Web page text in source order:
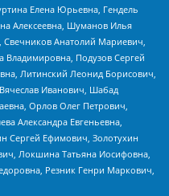
Елена Юрьевна, Гендель
Алексеевна, Шуманов Илья
Анатолий Мариевич,
Подузов Сергей
Литинский Леонид Борисович,
Иванович, Шабад
Орлов Олег Петрович,
Александра Евгеньевна,
Сергей Ефимович, Золотухин
Локшина Татьяна Иосифовна,
Резник Генри Маркович,